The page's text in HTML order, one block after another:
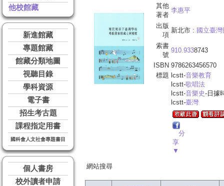
他校館藏
新進館藏
專題館藏
館藏分類地圖
視聽目錄
學科資源
電子書
招生考古題
課程指定用書
國科會人文社會專題書目
個人書房
校外讀者申請
其他
著者
李惠平
出版
項
新北市 : 國立臺
索書
號
910.9338743
ISBN 9786263456570
標題 lcstt-音樂教育
lcstt-歌唱法
lcstt-音樂史-日據
lcstt-臺灣
分
享
▼
網站搜尋